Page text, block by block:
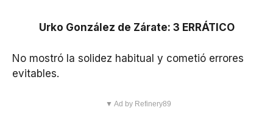
Urko González de Zárate: 3 ERRÁTICO
No mostró la solidez habitual y cometió errores
evitables.
▼ Ad by Refinery89